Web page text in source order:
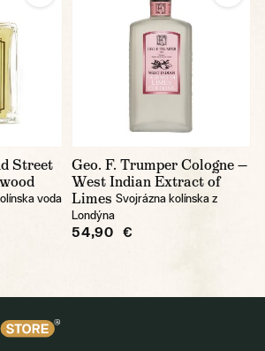
Street
voda
Geo. F. Trumper Cologne —
West Indian Extract of
Limes Svojrázna kolínska z
Londýna
54,90 €